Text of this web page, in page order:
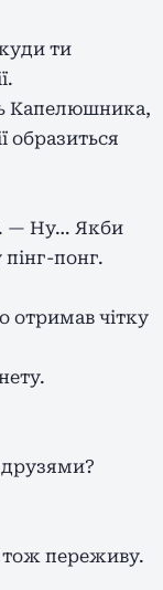
ти
Капелюшника,
образиться
— Ну… Якби
понг.
отримав чітку
тож переживу.